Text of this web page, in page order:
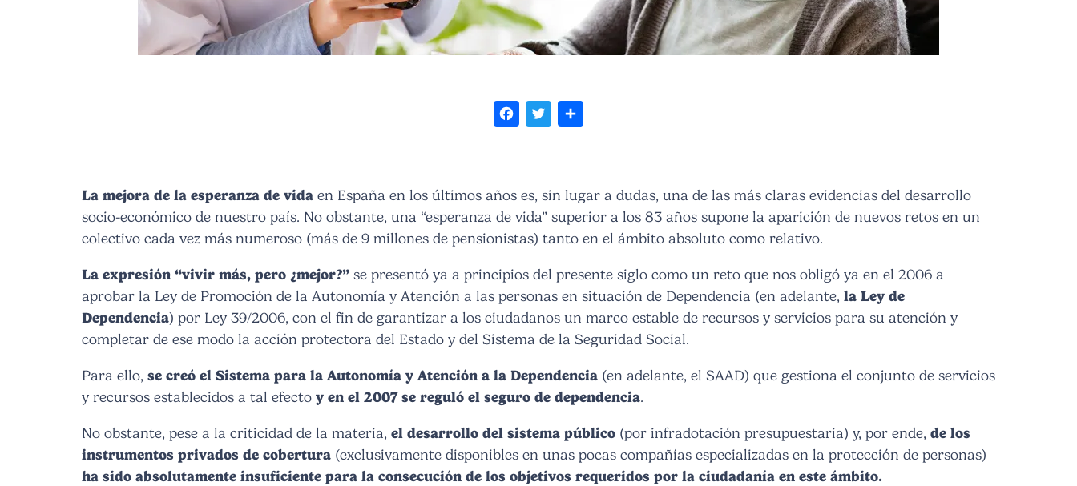
Facebook
Twitter
La mejora de la esperanza de vida en España en los últimos años es, sin lugar a dudas, una de las más claras evidencias del desarrollo
socio-económico de nuestro país. No obstante, una “esperanza de vida” superior a los 83 años supone la aparición de nuevos retos en un
colectivo cada vez más numeroso (más de 9 millones de pensionistas) tanto en el ámbito absoluto como relativo.
La expresión “vivir más, pero ¿mejor?” se presentó ya a principios del presente siglo como un reto que nos obligó ya en el 2006 a
aprobar la Ley de Promoción de la Autonomía y Atención a las personas en situación de Dependencia (en adelante, la Ley de
Dependencia) por Ley 39/2006, con el fin de garantizar a los ciudadanos un marco estable de recursos y servicios para su atención y
completar de ese modo la acción protectora del Estado y del Sistema de la Seguridad Social.
Para ello, se creó el Sistema para la Autonomía y Atención a la Dependencia (en adelante, el SAAD) que gestiona el conjunto de servicios
y recursos establecidos a tal efecto y en el 2007 se reguló el seguro de dependencia.
No obstante, pese a la criticidad de la materia, el desarrollo del sistema público (por infradotación presupuestaria) y, por ende, de los
instrumentos privados de cobertura (exclusivamente disponibles en unas pocas compañías especializadas en la protección de personas)
ha sido absolutamente insuficiente para la consecución de los objetivos requeridos por la ciudadanía en este ámbito.